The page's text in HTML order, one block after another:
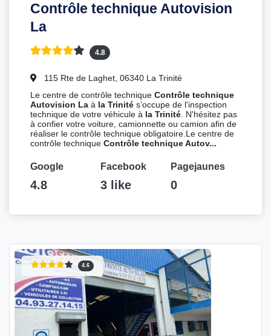
Contrôle technique Autovision
La
4.8
115 Rte de Laghet, 06340 La Trinité
Le centre de contrôle techniqueContrôle technique
Autovision La à la Trinité s’occupe de l'inspection
technique de votre véhicule à la Trinité. N'hésitez pas
à confier votre voiture, camionnette ou camion afin de
réaliser le contrôle technique obligatoire.Le centre de
contrôle techniqueContrôle technique Autov...
Google
4.8
Facebook
3 like
Pagejaunes
0
4.6